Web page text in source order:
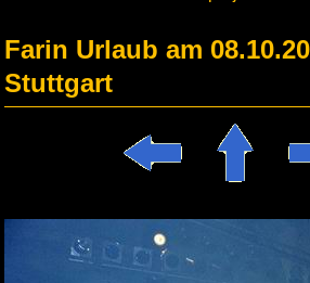
Farin Urlaub am
Stuttgart